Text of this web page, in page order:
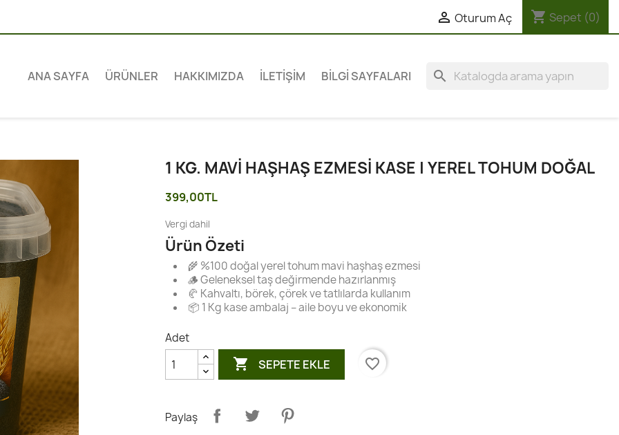
 Oturum Aç shopping_cart Sepet (0)
ANA SAYFA ÜRÜNLER HAKKIMIZDA İLETIŞIM BILGI SAYFALARI search
1 KG. MAVI HAŞHAŞ EZMESI KASE | YEREL TOHUM DOĞAL
399,00TL
Vergi dahil
Ürün Özeti
🌾 %100 doğal yerel tohum mavi haşhaş ezmesi
🪵 Geleneksel taş değirmende hazırlanmış
🥐 Kahvaltı, börek, çörek ve tatlılarda kullanım
📦 1 Kg kase ambalaj – aile boyu ve ekonomik
Adet
 SEPETE EKLE favorite_border
Paylaş